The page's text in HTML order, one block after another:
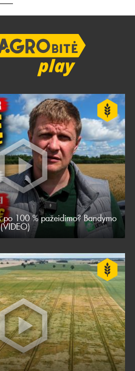
po 100 % pažeidimo? Bandymo